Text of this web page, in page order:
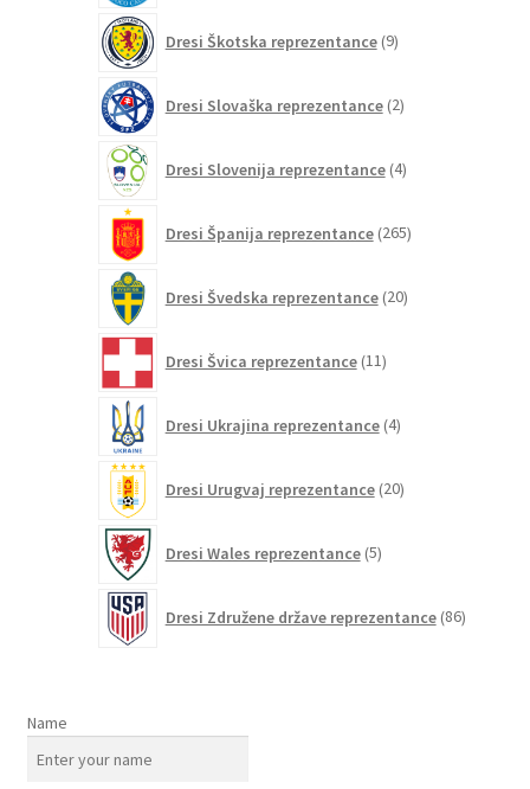
Dresi Škotska reprezentance 9izdelkov
Dresi Slovaška reprezentance 2izdelka
Dresi Slovenija reprezentance 4izdelki
Dresi Španija reprezentance 265izdelkov
Dresi Švedska reprezentance 20izdelkov
Dresi Švica reprezentance 11izdelkov
Dresi Ukrajina reprezentance 4izdelki
Dresi Urugvaj reprezentance 20izdelkov
Dresi Wales reprezentance 5izdelkov
Dresi Združene države reprezentance 86izdelkov
Name